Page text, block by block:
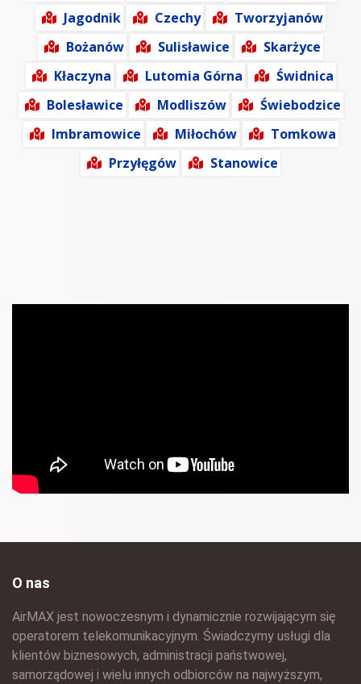
Jagodnik
Czechy
Tworzyjanów
Bożanów
Sulisławice
Skarżyce
Kłaczyna
Lutomia Górna
Świdnica
Bolesławice
Modliszów
Świebodzice
Imbramowice
Miłochów
Tomkowa
Przyłęgów
Stanowice
O nas
AirMAX jest nowoczesnym i dynamicznie rozwijającym się
operatorem telekomunikacyjnym. Świadczymy usługi dla
klientów biznesowych, administracji państwowej,
samorządowej i wielu innych odbiorców na najwyższym,